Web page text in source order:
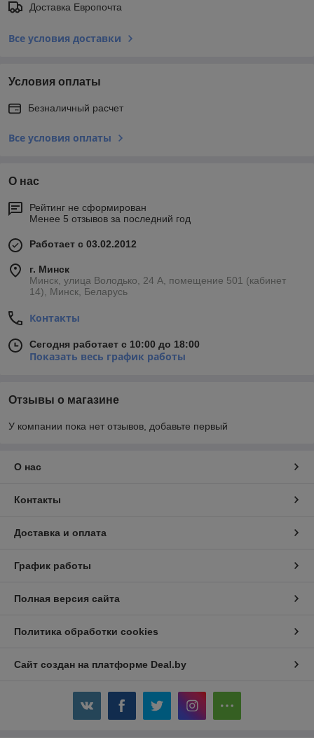
Доставка Европочта
Все условия доставки
Условия оплаты
Безналичный расчет
Все условия оплаты
О нас
Рейтинг не сформирован
Менее 5 отзывов за последний год
Работает с 03.02.2012
г. Минск
Минск, улица Володько, 24 А, помещение 501 (кабинет
14), Минск, Беларусь
Контакты
Сегодня работает с 10:00 до 18:00
Показать весь график работы
Отзывы о магазине
У компании пока нет отзывов, добавьте первый
О нас
Контакты
Доставка и оплата
График работы
Полная версия сайта
Политика обработки cookies
Сайт создан на платформе Deal.by